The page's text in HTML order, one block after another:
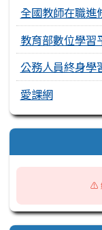
全國教師在職進
教育部數位學習
公務人員終身學
愛課網
⚠️